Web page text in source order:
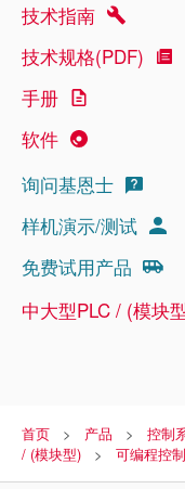
技术指南
技术规格(PDF)
手册
软件
询问基恩士
样机演示/测试
免费试用产品
中大型PLC / (模块
首页 产品 控制
/ (模块型)
可编程控